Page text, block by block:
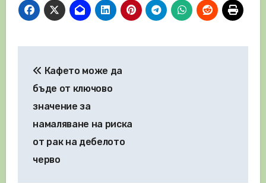
Кафето може да
бъде от ключово
значение за
намаляване на риска
от рак на дебелото
черво